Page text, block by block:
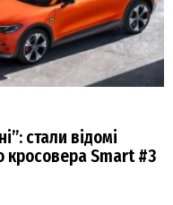
стали відомі
кросовера Smart #3